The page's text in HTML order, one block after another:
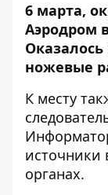
6 марта,
Аэродром
ножевые
К месту
источники
органах.